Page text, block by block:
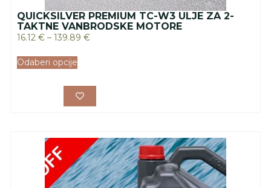
QUICKSILVER PREMIUM TC-W3 ULJE ZA 2-
TAKTNE VANBRODSKE MOTORE
16.12 € – 139.89 €
Odaberi opcije